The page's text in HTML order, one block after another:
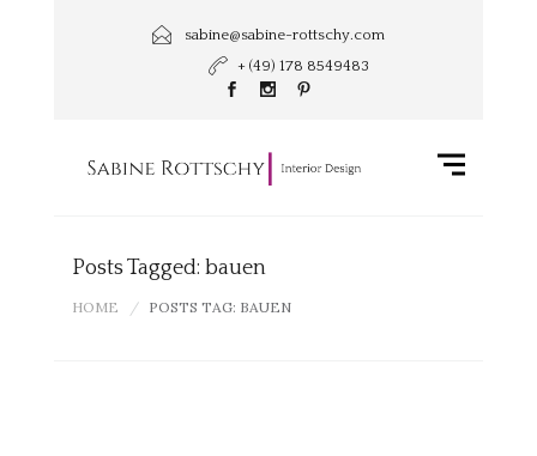
sabine@sabine-rottschy.com
+ (49) 178 8549483
Posts Tagged: bauen
HOME POSTS TAG: BAUEN